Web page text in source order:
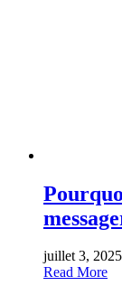
juillet 3, 2025
Read More